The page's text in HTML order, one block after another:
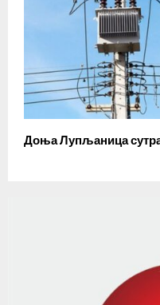
Доња Лупљаница сутра